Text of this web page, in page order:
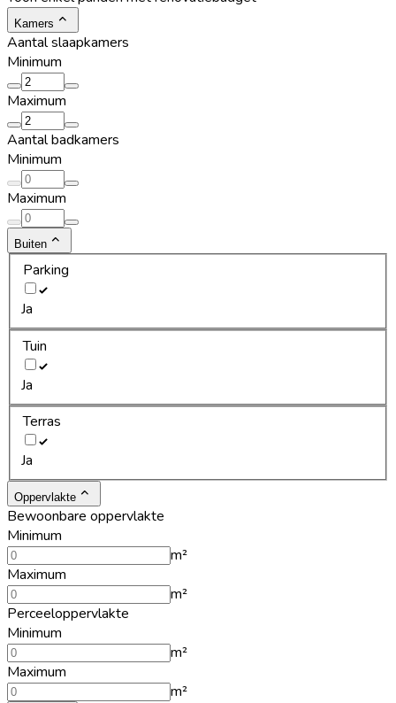
Kamers
Aantal slaapkamers
Minimum
Maximum
Aantal badkamers
Minimum
Maximum
Buiten
Parking
Ja
Tuin
Ja
Terras
Ja
Oppervlakte
Bewoonbare oppervlakte
Minimum
m²
Maximum
m²
Perceeloppervlakte
Minimum
m²
Maximum
m²